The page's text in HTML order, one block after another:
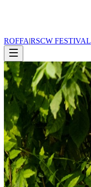
ROFFA|RSCW FESTIVAL